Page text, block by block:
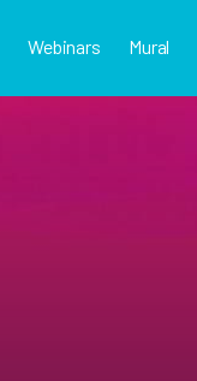
Webinars Mural